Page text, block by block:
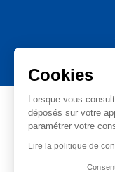
Cookies
Lorsque vous
déposés sur votre
paramétrer votre
Lire la politique de